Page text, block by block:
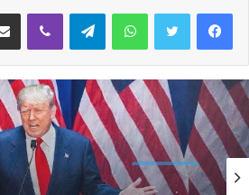
واتساب تيلقرام ڤايبر
أخبار دولية
منذ أسبوع واحد